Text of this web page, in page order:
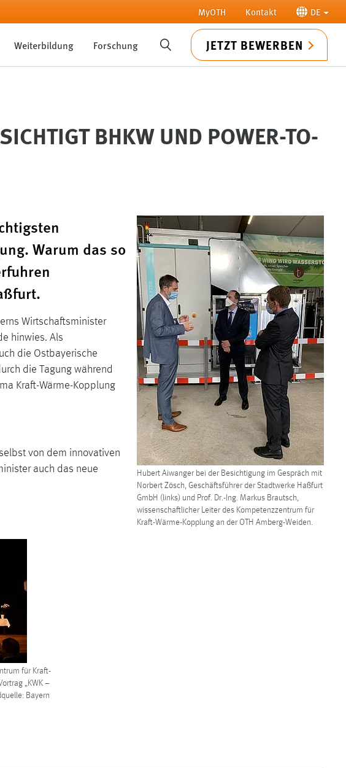
MyOTH Kontakt DE
Weiterbildung Forschung SUCHE JETZT BEWERBEN
BHKW UND POWER-TO-
Hubert Aiwanger bei der Besichtigung im Gespräch mit
Norbert Zösch, Geschäftsführer der Stadtwerke Haßfurt
GmbH (links) und Prof. Dr.-Ing. Markus Brautsch,
wissenschaftlicher Leiter des Kompetenzzentrum für
Kraft-Wärme-Kopplung an der OTH Amberg-Weiden.
Warum das so
Wirtschaftsminister
hinwies. Als
die Ostbayerische
die Tagung während
Kraft-Wärme-Kopplung
von dem innovativen
auch das neue
für Kraft-
„KWK –
Bayern